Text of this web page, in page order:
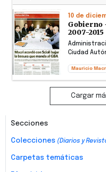
10 de
Gobierno
2007-2015
Ciudad
Mauricio
Cargar
Secciones
Colecciones (Diarios y
Carpetas temáticas